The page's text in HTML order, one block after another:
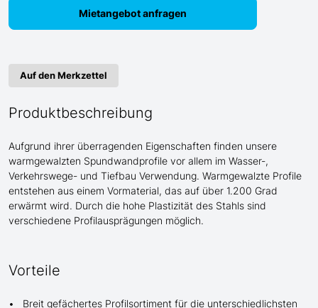
Mietangebot anfragen
Auf den Merkzettel
Produktbeschreibung
Aufgrund ihrer überragenden Eigenschaften finden unsere
warmgewalzten Spundwandprofile vor allem im Wasser-,
Verkehrswege- und Tiefbau Verwendung. Warmgewalzte Profile
entstehen aus einem Vormaterial, das auf über 1.200 Grad
erwärmt wird. Durch die hohe Plastizität des Stahls sind
verschiedene Profilausprägungen möglich.
Vorteile
Breit gefächertes Profilsortiment für die unterschiedlichsten